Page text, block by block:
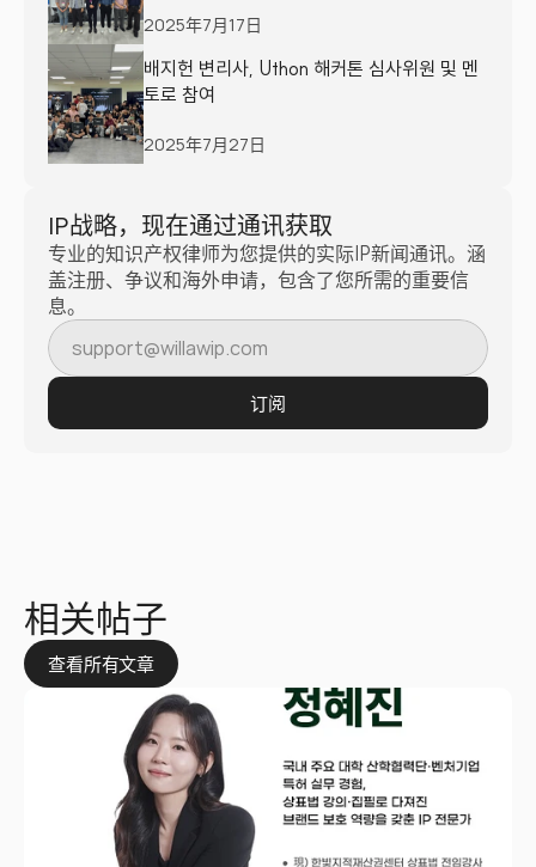
2025年7月17日
배지헌 변리사, Uthon 해커톤 심사위원 및 멘
토로 참여
2025年7月27日
IP战略，现在通过通讯获取
专业的知识产权律师为您提供的实际IP新闻通讯。涵
盖注册、争议和海外申请，包含了您所需的重要信
息。
订阅
相关帖子
查看所有文章